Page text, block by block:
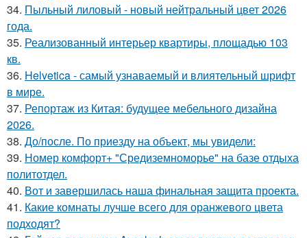
34. Пыльный лиловый - новый нейтральный цвет 2026
года.
35. Реализованный интерьер квартиры, площадью 103
кв.
36. Helvetica - самый узнаваемый и влиятельный шрифт
в мире.
37. Репортаж из Китая: будущее мебельного дизайна
2026.
38. До/после. По приезду на объект, мы увидели:
39. Номер комфорт+ "Средиземноморье" на базе отдыха
политотдел.
40. Вот и завершилась наша финальная защита проекта.
41. Какие комнаты лучше всего для оранжевого цвета
подходят?